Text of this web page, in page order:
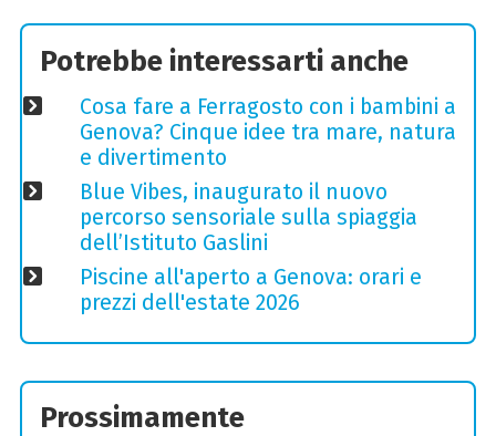
Potrebbe interessarti anche
Cosa fare a Ferragosto con i bambini a
Genova? Cinque idee tra mare, natura
e divertimento
Blue Vibes, inaugurato il nuovo
percorso sensoriale sulla spiaggia
dell’Istituto Gaslini
Piscine all'aperto a Genova: orari e
prezzi dell'estate 2026
Prossimamente